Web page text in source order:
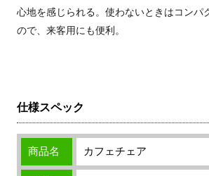
心地を感じられる。使わないときはコンパ
ので、来客用にも便利。
仕様スペック
商品名 カフェチェア